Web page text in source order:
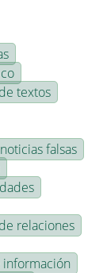
textos
falsas
relaciones